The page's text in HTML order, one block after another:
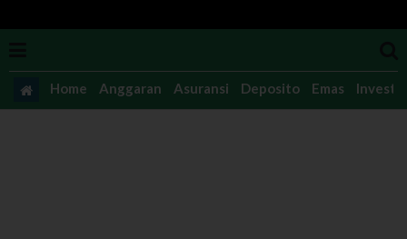
Home Anggaran Asuransi Deposito Emas